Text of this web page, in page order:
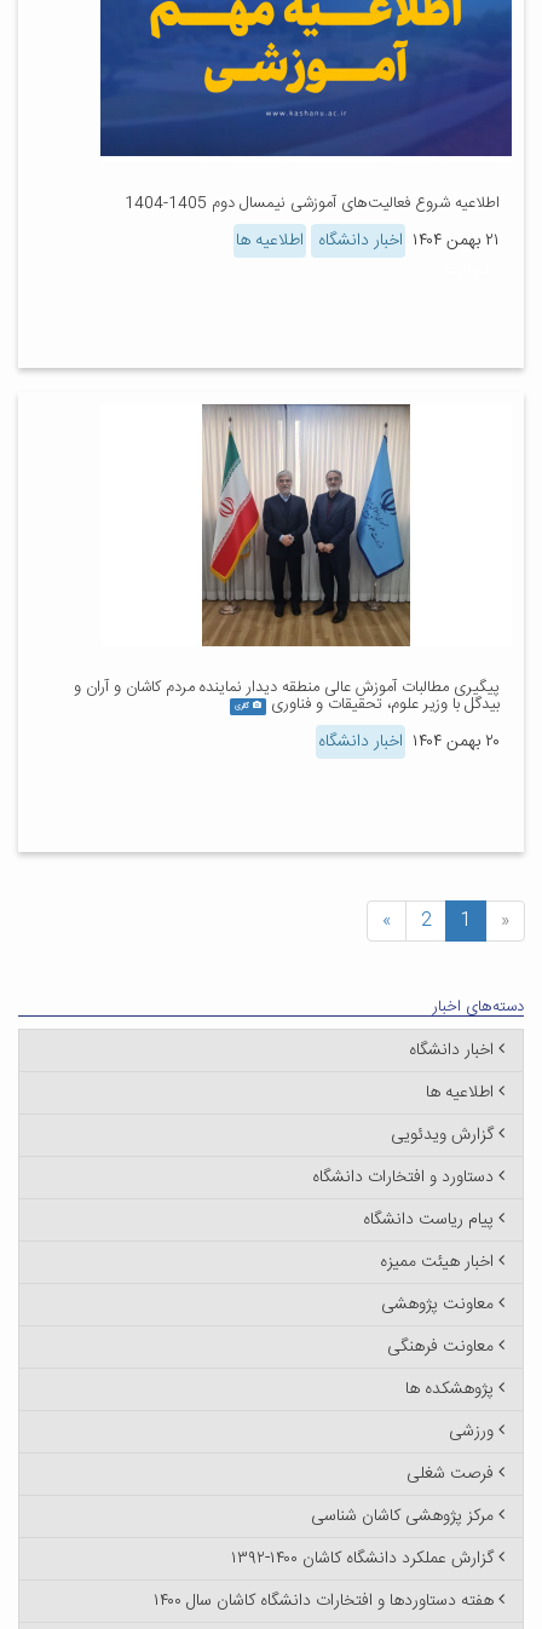
اطلاعیه شروع فعالیت‌های آموزشی نیمسال دوم 1405-1404
۲۱ بهمن ۱۴۰۴ اخبار دانشگاه اطلاعیه ها
پیگیری مطالبات آموزش عالی منطقه دیدار نماینده مردم کاشان و آران و
بیدگل با وزیر علوم، تحقیقات و فناوری گالری
۲۰ بهمن ۱۴۰۴ اخبار دانشگاه
«
1
2
»
دسته‌های اخبار
اخبار دانشگاه
اطلاعیه ها
گزارش ویدئویی
دستاورد و افتخارات دانشگاه
پیام ریاست دانشگاه
اخبار هیئت ممیزه
معاونت پژوهشی
معاونت فرهنگی
پژوهشکده ها
ورزشی
فرصت شغلی
مرکز پژوهشی کاشان شناسی
گزارش عملکرد دانشگاه کاشان ۱۴۰۰-۱۳۹۲
هفته دستاوردها و افتخارات دانشگاه کاشان سال ۱۴۰۰